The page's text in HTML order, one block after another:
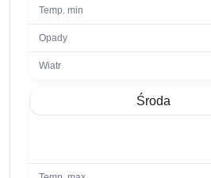
Środa